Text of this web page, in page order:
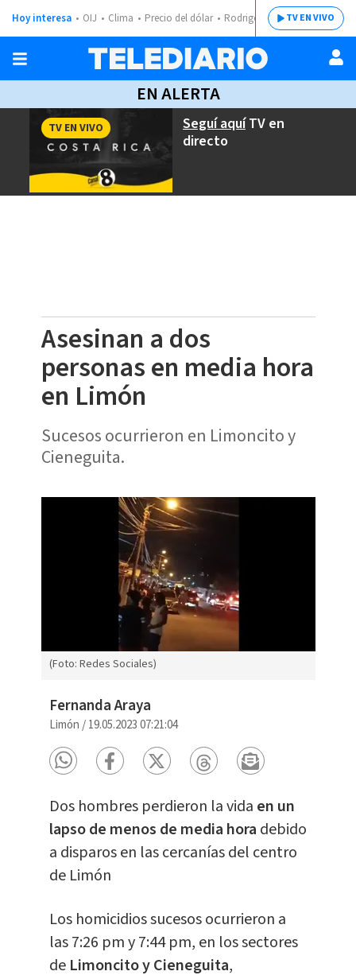
Hoy interesa OIJ Clima Precio del dólar Rodrigo ChavesTV EN VIVO
EN ALERTA
Seguí aquíTV en
directo
TV EN VIVO
Asesinan a dos
personas en media hora
en Limón
Sucesos ocurrieron en Limoncito y
Cieneguita.
(Foto: Redes Sociales)
Fernanda Araya
Limón /19.05.2023 07:21:04
Dos hombres perdieron la vida en un
lapso de menos de media hora debido
a disparos en las cercanías del centro
de Limón
Los homicidios sucesos ocurrieron a
las 7:26 pm y 7:44 pm, en los sectores
de Limoncito y Cieneguita,